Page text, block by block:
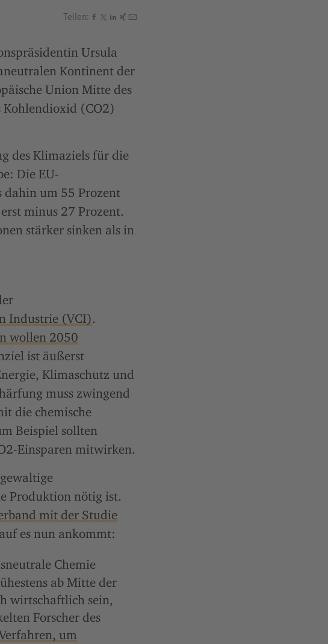
Teilen: Den Beitrag "Klimapolitik: Was der Green Deal für die
Den Beitrag "Klimapolitik: Was der Green Deal für
Den Beitrag "Klimapolitik: Was der Green Deal
Den Beitrag "Klimapolitik: Was der Green Deal
Den Beitrag "Klimapolitik: Was der Green
Ursula
Kontinent der
Union Mitte des
(CO2)
des Klimaziels für die
Die EU-
dahin um 55 Prozent
minus 27 Prozent.
stärker sinken als in
Industrie (VCI).
wollen 2050
ist äußerst
Klimaschutz und
muss zwingend
die chemische
Beispiel sollten
Einsparen mitwirken.
Produktion nötig ist.
mit der Studie
es nun ankommt:
Chemie
ab Mitte der
wirtschaftlich sein,
Forscher des
um